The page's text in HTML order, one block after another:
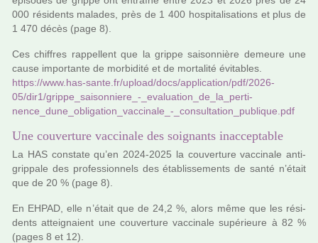
000 rési­dents mala­des, près de 1 400 hos­pi­ta­li­sa­tions et plus de
1 470 décès (page 8).
Ces chif­fres rap­pel­lent que la grippe sai­son­nière demeure une
cause impor­tante de mor­bi­dité et de mor­ta­lité évitables.
https://www.has-sante.fr/upload/docs/appli­ca­tion/pdf/2026-
05/dir1/grippe_sai­son­niere_-_eva­lua­tion_de_la_per­ti­
nence_dune_obli­ga­tion_vac­ci­nale_-_consul­ta­tion_publi­que.pdf
Une couverture vaccinale des soignants inacceptable
La HAS cons­tate qu’en 2024-2025 la cou­ver­ture vac­ci­nale anti­
grip­pale des pro­fes­sion­nels des établissements de santé n’était
que de 20 % (page 8).
En EHPAD, elle n’était que de 24,2 %, alors même que les rési­
dents attei­gnaient une cou­ver­ture vac­ci­nale supé­rieure à 82 %
(pages 8 et 12).